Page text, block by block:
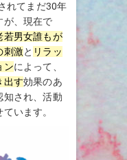
れてまだ30年
が、現在で
若男女誰もが
刺激と リラッ
ンによって、
出す効果のあ
知され、活動
います。